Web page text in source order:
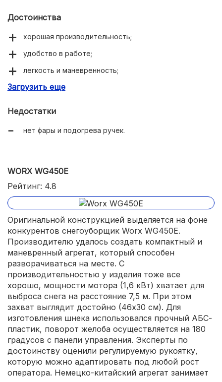
Достоинства
хорошая производительность;
удобство в работе;
легкость и маневренность;
простота в обслуживании.
Загрузить еще
Недостатки
нет фары и подогрева ручек.
WORX WG450E
Рейтинг: 4.8
Оригинальной конструкцией выделяется на фоне
конкурентов снегоуборщик Worx WG450E.
Производителю удалось создать компактный и
маневренный агрегат, который способен
разворачиваться на месте. С
производительностью у изделия тоже все
хорошо, мощности мотора (1,6 кВт) хватает для
выброса снега на расстояние 7,5 м. При этом
захват выглядит достойно (46х30 см). Для
изготовления шнека использовался прочный АБС-
пластик, поворот желоба осуществляется на 180
градусов с панели управления. Эксперты по
достоинству оценили регулируемую рукоятку,
которую можно адаптировать под любой рост
оператора. Немецко-китайский агрегат занимает